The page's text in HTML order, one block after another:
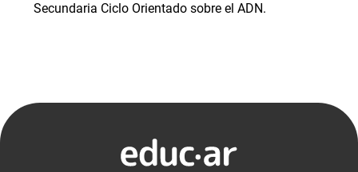
Secundaria Ciclo Orientado sobre el ADN.